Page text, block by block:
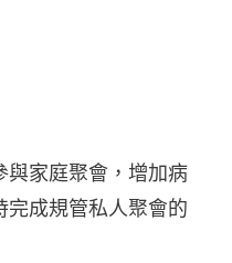
與家庭聚會，增加病
完成規管私人聚會的